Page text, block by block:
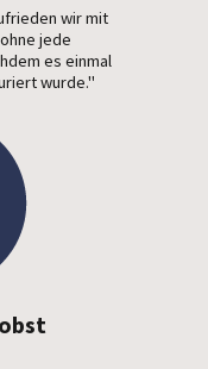
wir mit
jede
es einmal
wurde."